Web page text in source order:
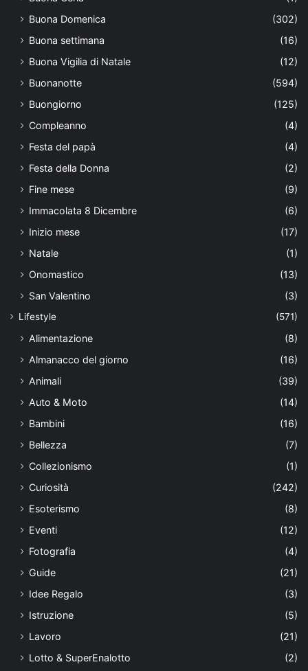
Buona Domenica
(302)
Buona settimana
(16)
Buona Vigilia di Natale
(12)
Buonanotte
(594)
Buongiorno
(125)
Compleanno
(4)
Festa del papà
(4)
Festa della Donna
(2)
Fine mese
(9)
Immacolata 8 Dicembre
(6)
Inizio mese
(17)
Natale
(1)
Onomastico
(13)
San Valentino
(3)
Lifestyle (571)
Alimentazione
(8)
Almanacco del giorno
(16)
Animali
(39)
Auto & Moto
(14)
Bambini
(16)
Bellezza
(7)
Collezionismo
(1)
Curiosità
(242)
Esoterismo
(8)
Eventi
(12)
Fotografia
(4)
Guide
(21)
Idee Regalo
(3)
Istruzione
(5)
Lavoro
(21)
Lotto & SuperEnalotto
(2)